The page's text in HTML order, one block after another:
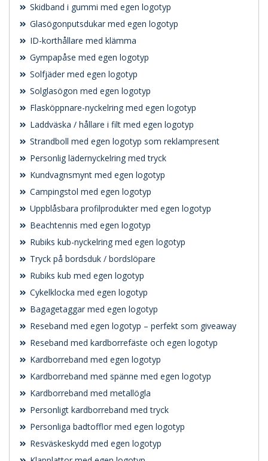
Skidband i gummi med egen logotyp
Glasögonputsdukar med egen logotyp
ID-korthållare med klämma
Gympapåse med egen logotyp
Solfjäder med egen logotyp
Solglasögon med egen logotyp
Flasköppnare-nyckelring med egen logotyp
Laddväska / hållare i filt med egen logotyp
Strandboll med egen logotyp som reklampresent
Personlig lädernyckelring med tryck
Kundvagnsmynt med egen logotyp
Campingstol med egen logotyp
Uppblåsbara profilprodukter med egen logotyp
Beachtennis med egen logotyp
Rubiks kub-nyckelring med egen logotyp
Tryck på bordsduk / bordslöpare
Rubiks kub med egen logotyp
Cykelklocka med egen logotyp
Bagagetaggar med egen logotyp
Reseband med egen logotyp – perfekt som giveaway
Reseband med kardborrefäste och egen logotyp
Kardborreband med egen logotyp
Kardborreband med spänne med egen logotyp
Kardborreband med metallögla
Personligt kardborreband med tryck
Personliga badtofflor med egen logotyp
Resväskeskydd med egen logotyp